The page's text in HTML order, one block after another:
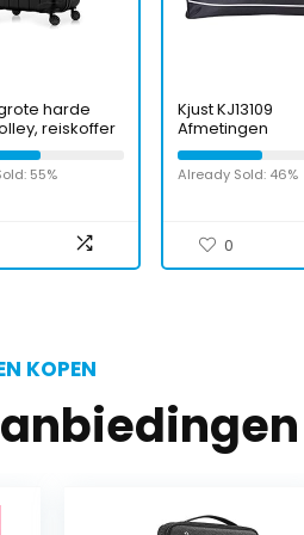
harde
reiskoffer
TSA,
86 liter, 100%
zwart
55%
Kjust KJ13109
Afmetingen
Dell’vliegtuig type
As27Pw
Already Sold: 46%
0
KOPEN